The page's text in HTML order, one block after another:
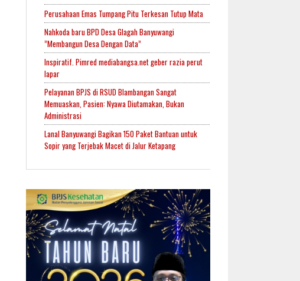
Perusahaan Emas Tumpang Pitu Terkesan Tutup Mata
Nahkoda baru BPD Desa Glagah Banyuwangi
”Membangun Desa Dengan Data”
Inspiratif. Pimred mediabangsa.net geber razia perut
lapar
Pelayanan BPJS di RSUD Blambangan Sangat
Memuaskan, Pasien: Nyawa Diutamakan, Bukan
Administrasi
Lanal Banyuwangi Bagikan 150 Paket Bantuan untuk
Sopir yang Terjebak Macet di Jalur Ketapang